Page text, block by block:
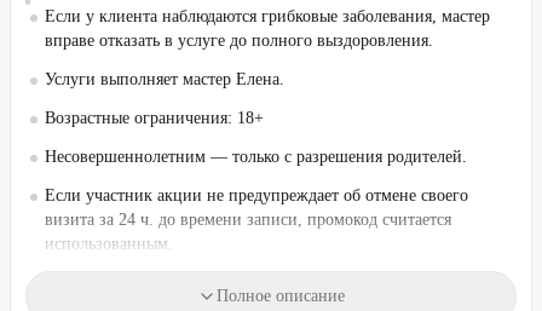
Если у клиента наблюдаются грибковые заболевания, мастер
вправе отказать в услуге до полного выздоровления.
Услуги выполняет мастер Елена.
Возрастные ограничения: 18+
Несовершеннолетним — только с разрешения родителей.
Если участник акции не предупреждает об отмене своего
визита за 24 ч. до времени записи, промокод считается
использованным.
Полное описание